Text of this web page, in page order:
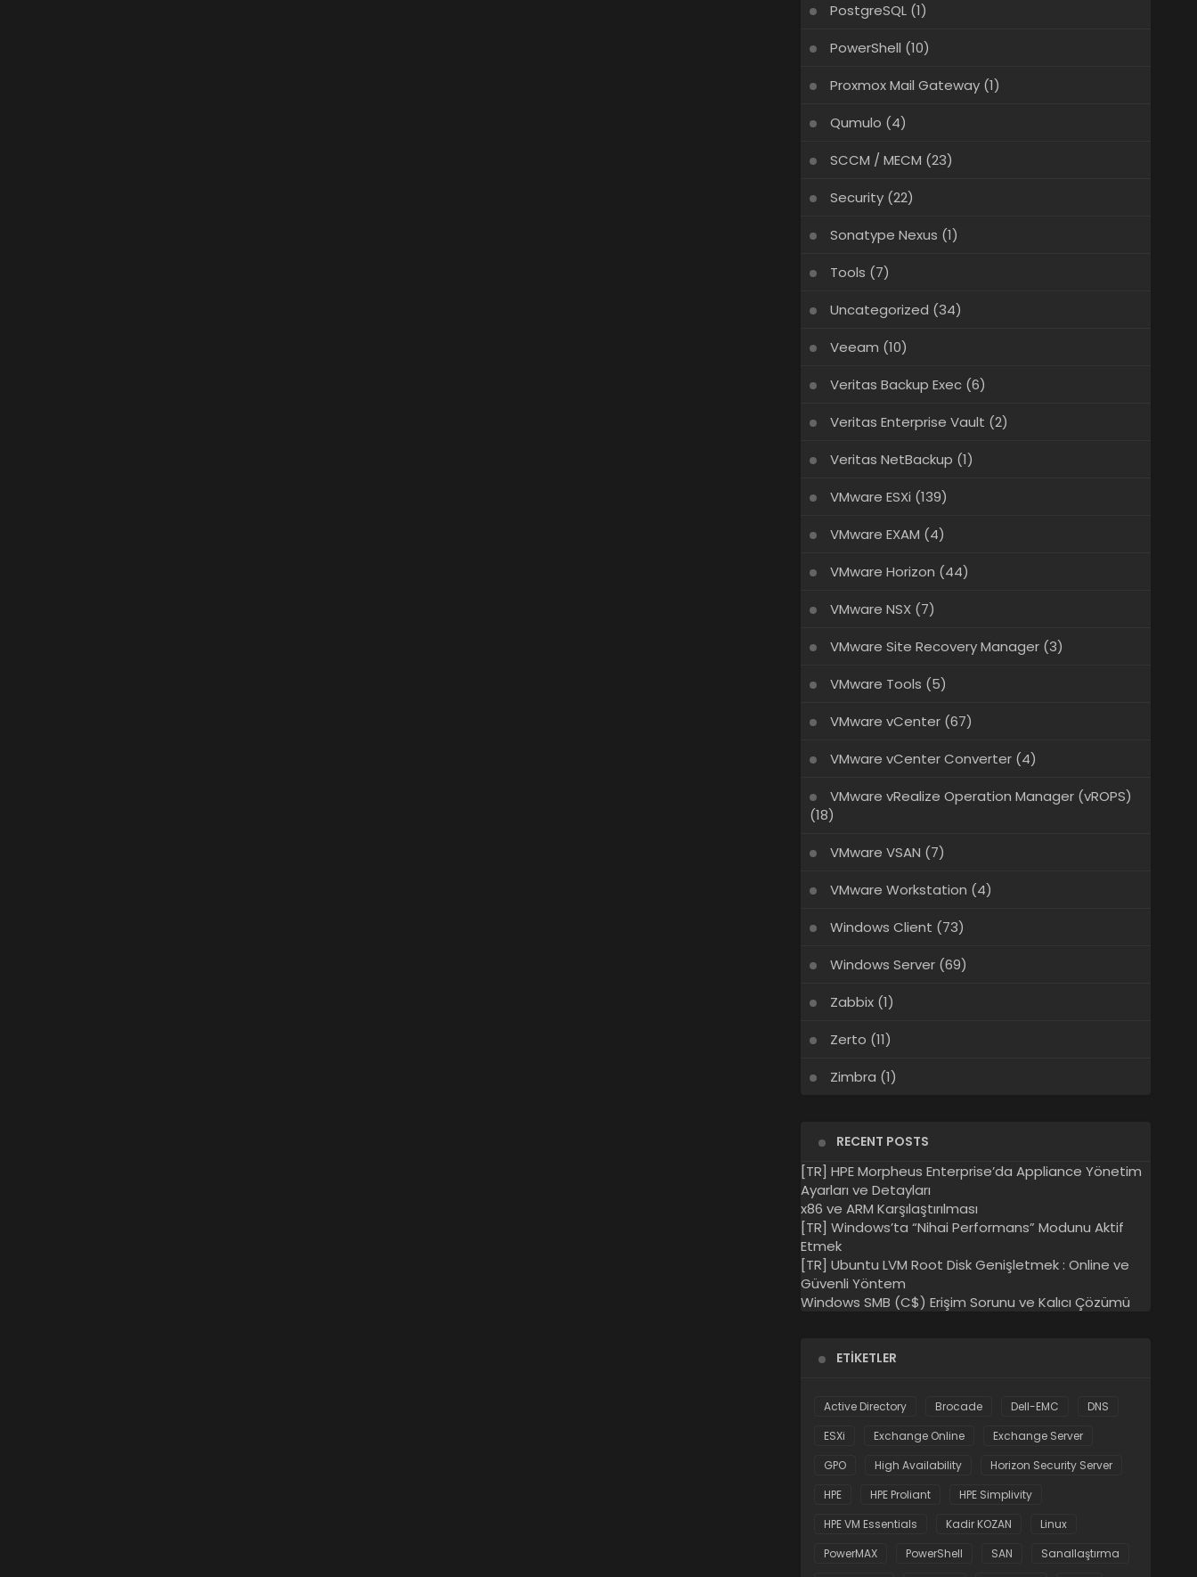
PostgreSQL(1)
PowerShell (10)
Proxmox Mail Gateway(1)
Qumulo (4)
SCCM / MECM (23)
Security(22)
Sonatype Nexus (1)
Tools (7)
Uncategorized (34)
Veeam (10)
Veritas Backup Exec(6)
Veritas Enterprise Vault (2)
Veritas NetBackup (1)
VMware ESXi (139)
VMware EXAM (4)
VMware Horizon (44)
VMware NSX(7)
VMware Site Recovery Manager(3)
VMware Tools (5)
VMware vCenter(67)
VMware vCenter Converter(4)
VMware vRealize Operation Manager (vROPS)
(18)
VMware VSAN (7)
VMware Workstation (4)
Windows Client (73)
Windows Server(69)
Zabbix(1)
Zerto (11)
Zimbra (1)
RECENT POSTS
[TR] HPE Morpheus Enterprise’da Appliance Yönetim
Ayarları ve Detayları
x86 ve ARM Karşılaştırılması
[TR] Windows’ta “Nihai Performans” Modunu Aktif
Etmek
[TR] Ubuntu LVM Root Disk Genişletmek : Online ve
Güvenli Yöntem
Windows SMB (C$) Erişim Sorunu ve Kalıcı Çözümü
ETIKETLER
Active Directory Brocade Dell-EMC
DNS
ESXi
Exchange Online
Exchange Server
GPO
High Availability
Horizon Security Server
HPE
HPE Proliant
HPE Simplivity
HPE VM Essentials
Kadir KOZAN
Linux
PowerMAX
PowerShell SAN
Sanallaştırma